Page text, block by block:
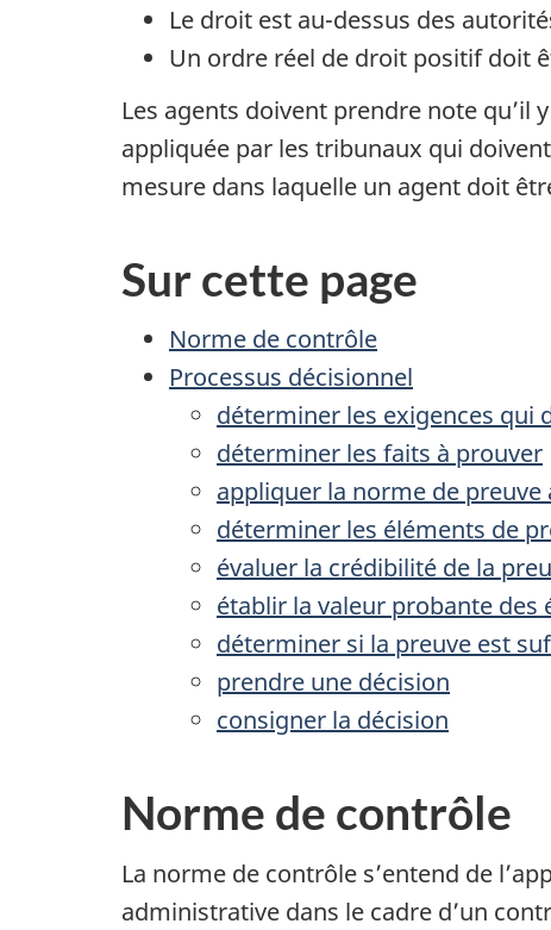
Le droit est au-dessus des
Un ordre réel de droit positif doit
Les agents doivent prendre note qu’il
appliquée par les tribunaux qui
mesure dans laquelle un agent doit
Sur cette page
Norme de contrôle
Processus décisionnel
déterminer les exigences qui
déterminer les faits à prouver
appliquer la norme de preuve
déterminer les éléments de
évaluer la crédibilité de la
établir la valeur probante des
déterminer si la preuve est
prendre une décision
consigner la décision
Norme de contrôle
La norme de contrôle s’entend de
administrative dans le cadre d’un